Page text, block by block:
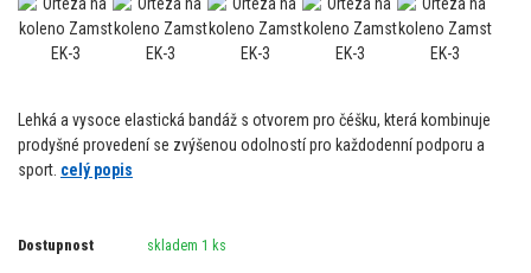
Lehká a vysoce elastická bandáž s otvorem pro čéšku, která kombinuje
prodyšné provedení se zvýšenou odolností pro každodenní podporu a
sport. celý popis
Dostupnost skladem 1 ks